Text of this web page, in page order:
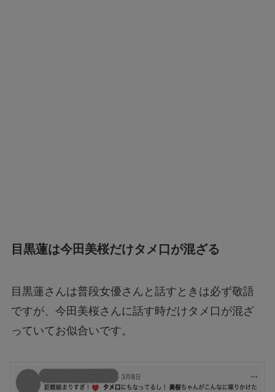
目黒蓮は今田美桜だけタメ口が混ざる
目黒蓮さんは普段女優さんと話すときは必ず敬語
ですが、今田美桜さんに話す時だけタメ口が混ざ
っていてお似合いです。